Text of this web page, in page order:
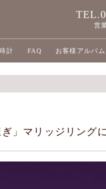
営
時計 FAQ お客様アルバム
」マリッジリング